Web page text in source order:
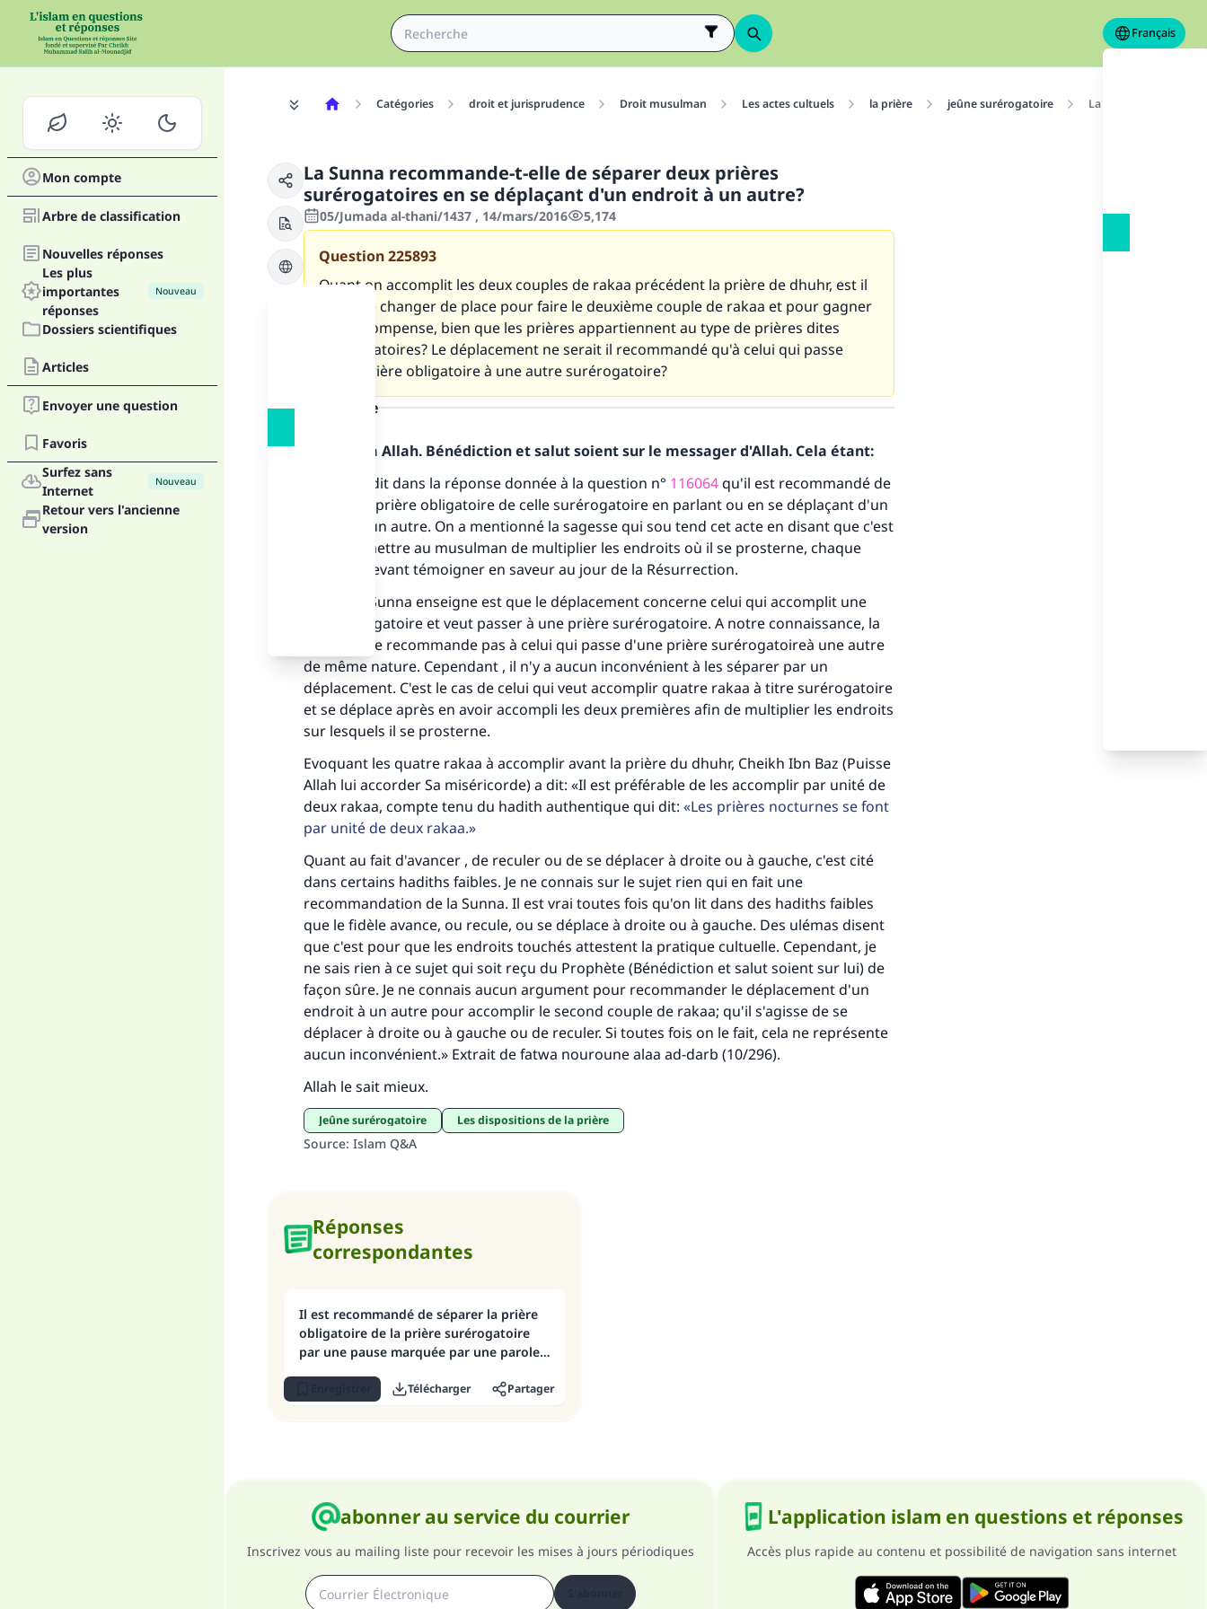
Français
Mon compte
Arbre de classification
Nouvelles réponses
Les plus
importantes
réponses
Nouveau
Dossiers scientifiques
Articles
Envoyer une question
Favoris
Surfez sans
Internet
Nouveau
Retour vers l'ancienne
version
Catégories droit et jurisprudence Droit musulman Les actes cultuels la prière jeûne surérogatoire La Sunna
La Sunna recommande-t-elle de séparer deux prières
surérogatoires en se déplaçant d'un endroit à un autre?
05/Jumada al-thani/1437 , 14/mars/2016 5,174
Question225893
Quant on accomplit les deux couples de rakaa précédent la prière de dhuhr, est il
juste de changer de place pour faire le deuxième couple de rakaa et pour gagner
une récompense, bien que les prières appartiennent au type de prières dites
surérogatoires? Le déplacement ne serait il recommandé qu'à celui qui passe
d'une prière obligatoire à une autre surérogatoire?
la réponse
Louange à Allah. Bénédiction et salut soient sur le messager d'Allah. Cela étant:
On a déjà dit dans la réponse donnée à la question n° 116064qu'il est recommandé de
séparer la prière obligatoire de celle surérogatoire en parlant ou en se déplaçant d'un
endroit à un autre. On a mentionné la sagesse qui sou tend cet acte en disant que c'est
pour permettre au musulman de multiplier les endroits où il se prosterne, chaque
position devant témoigner en saveur au jour de la Résurrection.
Ce que la Sunna enseigne est que le déplacement concerne celui qui accomplit une
prière obligatoire et veut passer à une prière surérogatoire. A notre connaissance, la
Sunna ne le recommande pas à celui qui passe d'une prière surérogatoireà une autre
de même nature. Cependant , il n'y a aucun inconvénient à les séparer par un
déplacement. C'est le cas de celui qui veut accomplir quatre rakaa à titre surérogatoire
et se déplace après en avoir accompli les deux premières afin de multiplier les endroits
sur lesquels il se prosterne.
Evoquant les quatre rakaa à accomplir avant la prière du dhuhr, Cheikh Ibn Baz (Puisse
Allah lui accorder Sa miséricorde) a dit: «Il est préférable de les accomplir par unité de
deux rakaa, compte tenu du hadith authentique qui dit:
Les prières nocturnes se font
par unité de deux rakaa.
Quant au fait d'avancer , de reculer ou de se déplacer à droite ou à gauche, c'est cité
dans certains hadiths faibles. Je ne connais sur le sujet rien qui en fait une
recommandation de la Sunna. Il est vrai toutes fois qu'on lit dans des hadiths faibles
que le fidèle avance, ou recule, ou se déplace à droite ou à gauche. Des ulémas disent
que c'est pour que les endroits touchés attestent la pratique cultuelle. Cependant, je
ne sais rien à ce sujet qui soit reçu du Prophète (Bénédiction et salut soient sur lui) de
façon sûre. Je ne connais aucun argument pour recommander le déplacement d'un
endroit à un autre pour accomplir le second couple de rakaa; qu'il s'agisse de se
déplacer à droite ou à gauche ou de reculer. Si toutes fois on le fait, cela ne représente
aucun inconvénient.» Extrait de fatwa nouroune alaa ad-darb (10/296).
Allah le sait mieux.
jeûne surérogatoire Les dispositions de la prière
Source: Islam Q&A
Réponses
correspondantes
Il est recommandé de séparer la prière
obligatoire de la prière surérogatoire
par une pause marquée par une parole
Télécharger Partager
abonner au service du courrier
Inscrivez vous au mailing liste pour recevoir les mises à jours périodiques
L'application islam en questions et réponses
Accès plus rapide au contenu et possibilité de navigation sans internet
Faites une différence dans la vie de millions de
personnes grâce à votre contribution
Aidez nous à apporter des réponses.
Le Messager d'Allah (Paix sur lui) a dit:
"Celui qui indique une bonne action obtient la même récompense
que celui qui le fait."
(MOUSLIM 1893)
Soutenez IslamQA